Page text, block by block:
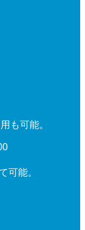
も可能。
可能。